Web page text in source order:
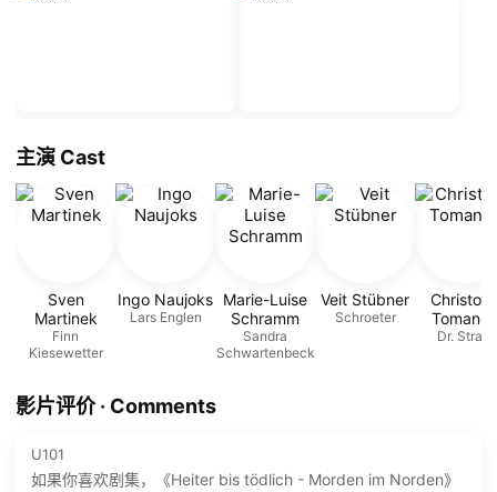
主演 Cast
Sven
Martinek
Finn
Kiesewetter
Ingo Naujoks
Lars Englen
Marie-Luise
Schramm
Sandra
Schwartenbeck
Veit Stübner
Schroeter
Tomanek
Dr. Strahl
影片评价 · Comments
U101
如果你喜欢剧集，《Heiter bis tödlich - Morden im Norden》